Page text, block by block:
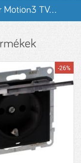
Motion3 TV...
-26%